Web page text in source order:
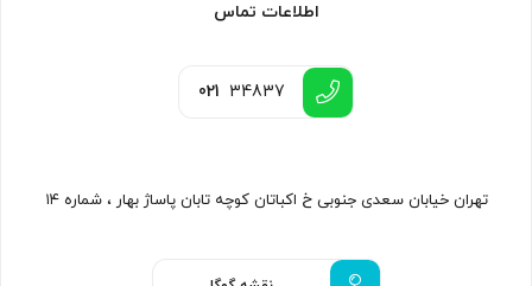
اطلاعات تماس
021 34837
تهران خیابان سعدی جنوبی خ اکباتان کوچه تابان پاساژ بهار ، شماره ۱۴